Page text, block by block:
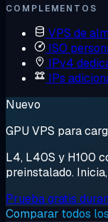
COMPLEMENTOS
VPS de
ISO
IPv4
IPs
Nuevo
GPU VPS para
L4, L40S y H100
preinstalado.
Prueba gratis
Comparar todos